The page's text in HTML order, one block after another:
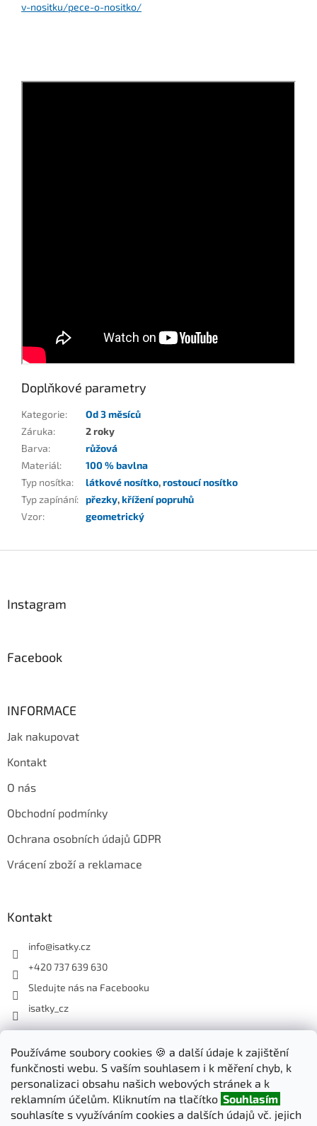
Používáme soubory cookies 🍪 a další údaje k zajištění
funkčnosti webu. S vaším souhlasem i k měření chyb, k
personalizaci obsahu našich webových stránek a k
reklamním účelům. Kliknutím na tlačítko Souhlasím
souhlasíte s využíváním cookies a dalších údajů vč. jejich
v-nositku/pece-o-nositko/
Doplňkové parametry
Kategorie:
Od 3 měsíců
Záruka:
2 roky
Barva:
růžová
Materiál:
100 % bavlna
Typ nosítka: látkové nosítko,rostoucí nosítko
Typ zapínání: přezky,křížení popruhů
Vzor: geometrický
Instagram
Facebook
INFORMACE
Jak nakupovat
Kontakt
O nás
Obchodní podmínky
Ochrana osobních údajů GDPR
Vrácení zboží a reklamace
Kontakt
info@isatky.cz
+420 737 639 630
Sledujte nás na Facebooku
isatky_cz
Odebírat newsletter
Vložte svůj e-mail a my vám budeme zasílat informace o nových
produktech na našem e-shopu.